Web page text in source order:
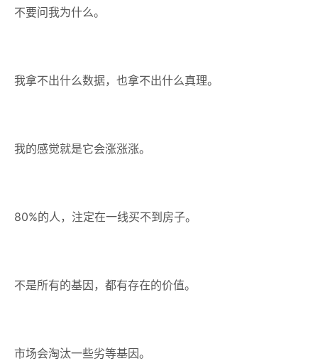
不要问我为什么。
我拿不出什么数据，也拿不出什么真理。
我的感觉就是它会涨涨涨。
80%的人，注定在一线买不到房子。
不是所有的基因，都有存在的价值。
市场会淘汰一些劣等基因。